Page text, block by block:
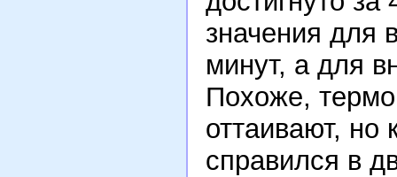
значения для
минут, а для
Похоже,
оттаивают, но
справился в